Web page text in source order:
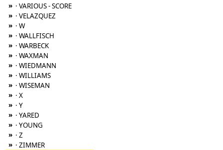
» · VARIOUS - SCORE
» · VELAZQUEZ
» · W
» · WALLFISCH
» · WARBECK
» · WAXMAN
» · WIEDMANN
» · WILLIAMS
» · WISEMAN
» · X
» · Y
» · YARED
» · YOUNG
» · Z
» · ZIMMER